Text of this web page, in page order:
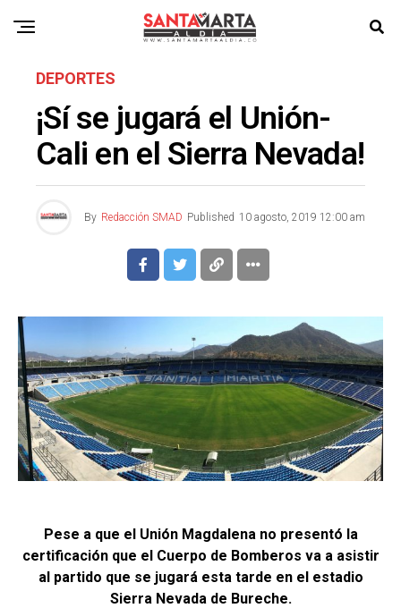
DEPORTES
¡Sí se jugará el Unión-
Cali en el Sierra Nevada!
By Redacción SMAD Published 10 agosto, 2019 12:00 am
Pese a que el Unión Magdalena no presentó la
certificación que el Cuerpo de Bomberos va a asistir
al partido que se jugará esta tarde en el estadio
Sierra Nevada de Bureche.